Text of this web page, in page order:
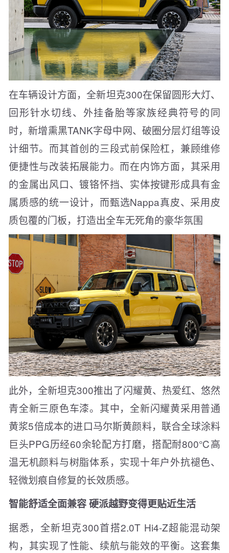
在车辆设计方面，全新坦克300在保留圆形大灯、
回形针水切线、外挂备胎等家族经典符号的同
时，新增熏黑TANK字母中网、破圈分层灯组等设
计细节。而其首创的三段式前保险杠，兼顾维修
便捷性与改装拓展能力。而在内饰方面，其采用
的金属出风口、镀铬怀挡、实体按键形成具有金
属质感的统一设计，而甄选Nappa真皮、采用皮
质包覆的门板，打造出全车无死角的豪华氛围
此外，全新坦克300推出了闪耀黄、热爱红、悠然
青全新三原色车漆。其中，全新闪耀黄采用普通
黄浆5倍成本的进口马尔斯黄颜料，联合全球涂料
巨头PPG历经60余轮配方打磨，搭配耐800℃高
温无机颜料与树脂体系，实现十年户外抗褪色、
轻微划痕自修复的长效质感。
智能舒适全面兼容 硬派越野变得更贴近生活
据悉，全新坦克300首搭2.0T Hi4-Z超能混动架
构，其实现了性能、续航与能效的平衡。这套集